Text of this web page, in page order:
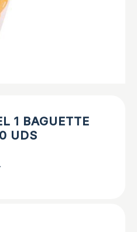
1 BAGUETTE
UDS